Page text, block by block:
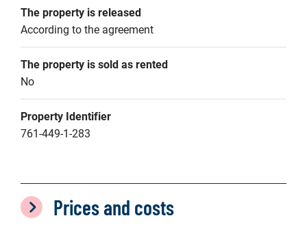
The property is released
According to the agreement
The property is sold as rented
No
Property Identifier
761-449-1-283
Prices and costs